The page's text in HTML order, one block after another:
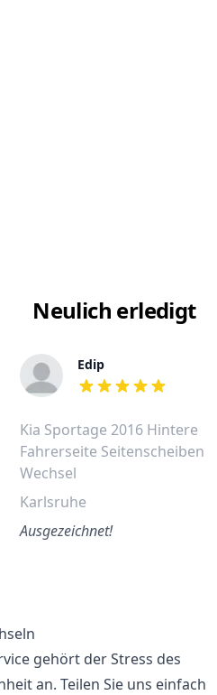
Neulich erledigt
Edip
out of 5 stars
Kia Sportage 2016 Hintere
Fahrerseite Seitenscheiben
Wechsel
Karlsruhe
Ausgezeichnet!
gehört der Stress des
an. Teilen Sie uns einfach